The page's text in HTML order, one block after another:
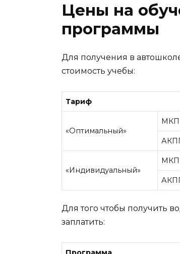
Цены на
программы
Для получения в
стоимость учебы:
Тариф
«Оптимальный»
«Индивидуальный»
Для того чтобы получить
заплатить: